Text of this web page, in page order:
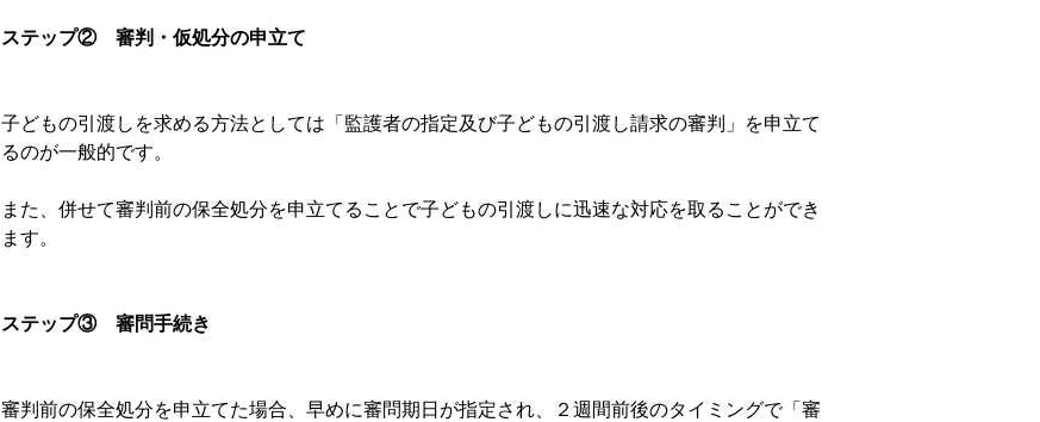
ステップ② 審判・仮処分の申立て
子どもの引渡しを求める方法としては「監護者の指定及び子どもの引渡し請求の審判」を申立て
るのが一般的です。
また、併せて審判前の保全処分を申立てることで子どもの引渡しに迅速な対応を取ることができ
ます。
ステップ③ 審問手続き
審判前の保全処分を申立てた場合、早めに審問期日が指定され、２週間前後のタイミングで「審